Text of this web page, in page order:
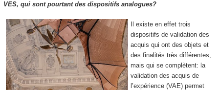
VES, qui sont pourtant des dispositifs analogues?
Il existe en effet trois
dispositifs de validation des
acquis qui ont des objets et
des finalités très différentes,
mais qui se complètent: la
validation des acquis de
l’expérience (VAE) permet